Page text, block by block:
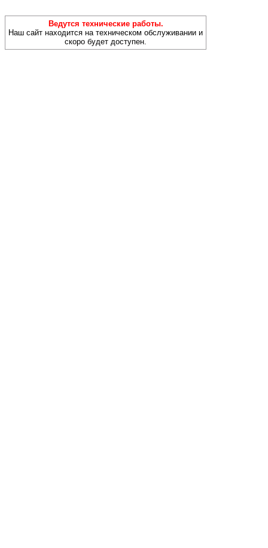
Ведутся технические работы.
Наш сайт находится на техническом обслуживании и
скоро будет доступен.